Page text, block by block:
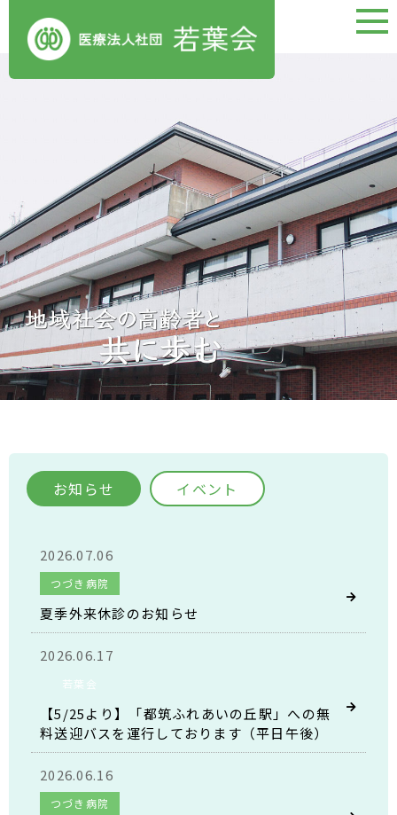
お知らせ
2026.07.06
つづき病院
夏季外来休診のお知らせ
2026.06.17
若葉会
【5/25より】「都筑ふれあいの丘駅」への無
料送迎バスを運行しております（平日午後）
2026.06.16
つづき病院
イベント